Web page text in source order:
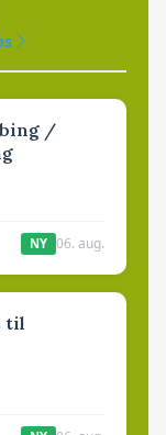
/
NY 06. aug.
til